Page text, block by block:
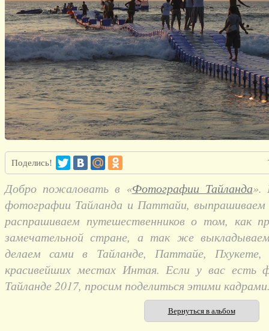
Поделись!
Добро пожаловать в «Фотографии Тайланда».
фотографии Тайланда и Паттайи, выпрашиваем
распрашиваем путешественников о том, как
замечательной стране, а так же
делаем сами в Тайланде, Паттайе,
красивейших местах Интая. Если у вас есть
Тайланде 2017, просим поделиться этими
Вернуться в альбом